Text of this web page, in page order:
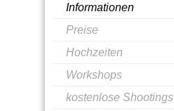
Informationen
Preise
Hochzeiten
Workshops
kostenlose Shootings